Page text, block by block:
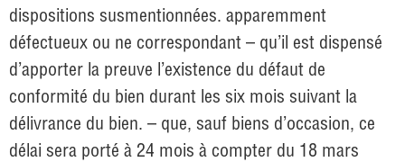
dispositions susmentionnées. apparemment
défectueux ou ne correspondant – qu’il est dispensé
d’apporter la preuve l’existence du défaut de
conformité du bien durant les six mois suivant la
délivrance du bien. – que, sauf biens d’occasion, ce
délai sera porté à 24 mois à compter du 18 mars